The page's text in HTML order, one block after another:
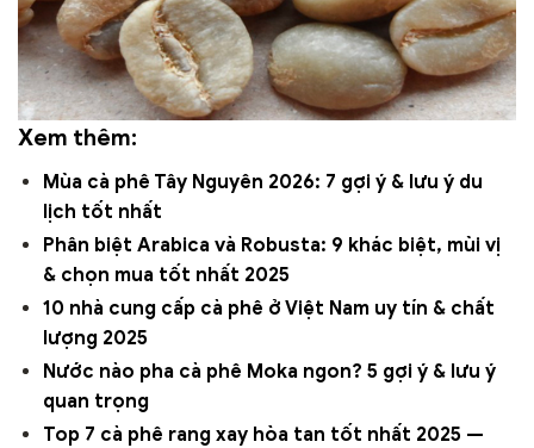
Xem thêm:
Mùa cà phê Tây Nguyên 2026: 7 gợi ý & lưu ý du
lịch tốt nhất
Phân biệt Arabica và Robusta: 9 khác biệt, mùi vị
& chọn mua tốt nhất 2025
10 nhà cung cấp cà phê ở Việt Nam uy tín & chất
lượng 2025
Nước nào pha cà phê Moka ngon? 5 gợi ý & lưu ý
quan trọng
Top 7 cà phê rang xay hòa tan tốt nhất 2025 —